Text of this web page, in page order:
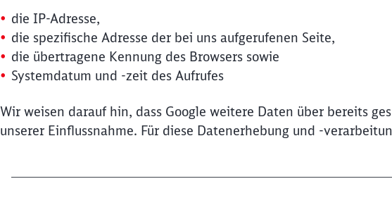
die IP-Adresse,
die spezifische Adresse der bei uns aufgerufenen Seite,
die übertragene Kennung des Browsers sowie
Systemdatum und -zeit des Aufrufes
Wir weisen darauf hin, dass Google weitere Daten über bereits
unserer Einflussnahme. Für diese Datenerhebung und -